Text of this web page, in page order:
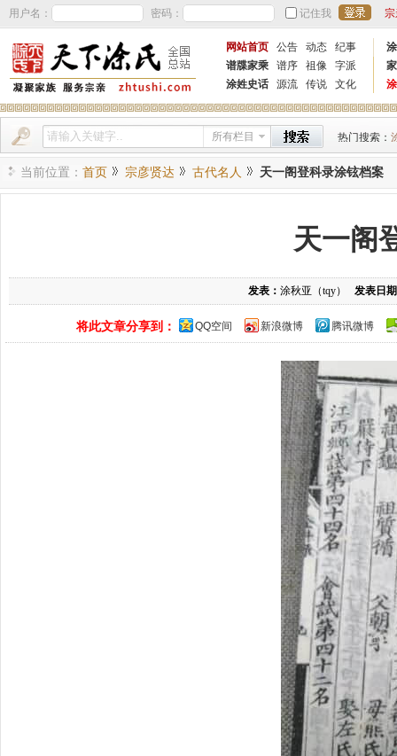
用户名： 密码： 记住我
网站首页 公告 动态 纪事
谱牒家乘
谱序 祖像 字派
涂姓史话
源流 传说 文化
所有栏目 热门搜索：
当前位置： 首页 宗彦贤达 古代名人 天一阁登科录涂铉档案
天一阁
发表： 涂秋亚（tqy） 发表日
将此文章分享到： QQ空间 新浪微博 腾讯微博